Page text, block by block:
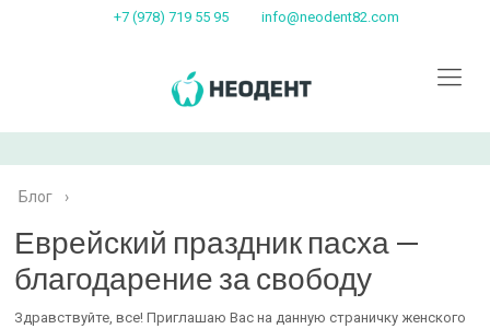
+7 (978) 719 55 95 info@neodent82.com
Блог ›
Еврейский праздник пасха —
благодарение за свободу
Здравствуйте, все! Приглашаю Вас на данную страничку женского